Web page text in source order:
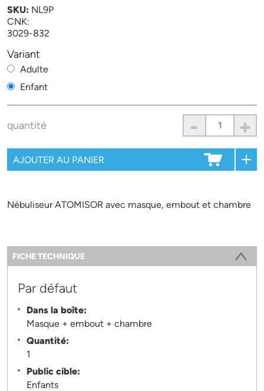
SKU: NL9P
CNK:
3029-832
Variant
Adulte
Enfant
quantité - +
Nébuliseur ATOMISOR avec masque, embout et chambre
Information
FICHE TECHNIQUE
Par défaut
Dans la boîte:
Masque + embout + chambre
Quantité:
1
Public cible:
Enfants